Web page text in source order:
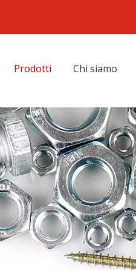
Prodotti Chi siamo